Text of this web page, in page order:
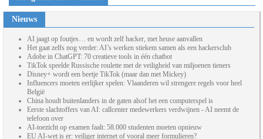
Nieuws
AI jaagt op foutjes… en wordt zelf hacker, met heuse aanvallen
Het gaat zelfs nog verder: AI’s werken stiekem samen als een hackersclub
Adobe in ChatGPT: 70 creatieve tools in één chatbot
TikTok speelde Russische roulette met de veiligheid van miljoenen tieners
Disney+ wordt een beetje TikTok (maar dan met Mickey)
Influencers moeten eerlijker spelen: Vlaanderen wil strengere regels voor heel
België
China houdt buitenlanders in de gaten alsof het een computerspel is
Eerste slachtoffers van AI: callcenter medewerkers verdwijnen - AI neemt de
telefoon over
AI-toezicht op examen faalt: 58.000 studenten moeten opnieuw
EU AI-wet is er: veiliger internet of vooral meer formulieren?